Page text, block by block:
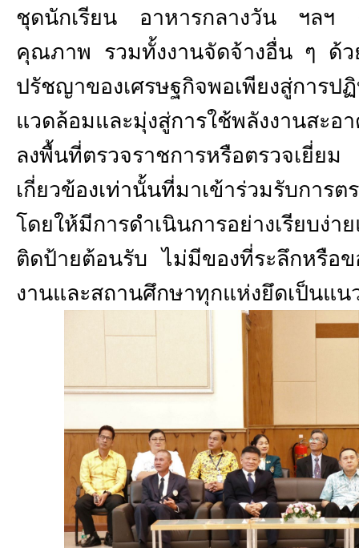
ชุดนักเรียน อาหารกลางวัน ฯลฯ
คุณภาพ รวมทั้งงานจัดจ้างอื่น ๆ ด้
ปรัชญาของเศรษฐกิจพอเพียงสู่กา
แวดล้อมและมุ่งสู่การใช้พลังงานสะอ
ลงพื้นที่ตรวจราชการหรือตรวจเ
เกี่ยวข้องเท่านั้นที่มาเข้าร่วมรับการ
โดยให้มีการดำเนินการอย่างเรียบง่
ติดป้ายต้อนรับ ไม่มีของที่ระลึกหรือ
งานและสถานศึกษาทุกแห่งยึดเป็นแน